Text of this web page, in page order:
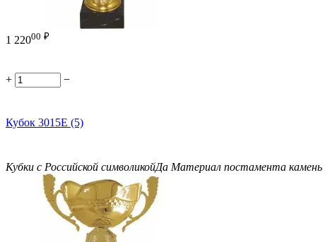
1 22000 ₽
+ −
Кубок 3015E (5)
Кубки с Российской символикойДа Материал постамента камень